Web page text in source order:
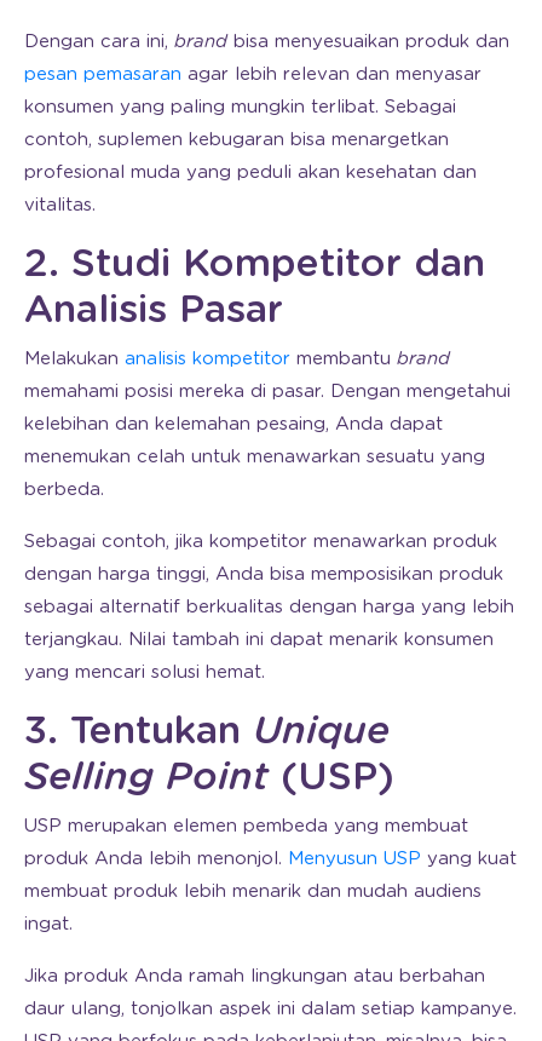
Dengan cara ini, brand bisa menyesuaikan produk dan
pesan pemasaran agar lebih relevan dan menyasar
konsumen yang paling mungkin terlibat. Sebagai
contoh, suplemen kebugaran bisa menargetkan
profesional muda yang peduli akan kesehatan dan
vitalitas.
2. Studi Kompetitor dan
Analisis Pasar
Melakukan analisis kompetitor membantu brand
memahami posisi mereka di pasar. Dengan mengetahui
kelebihan dan kelemahan pesaing, Anda dapat
menemukan celah untuk menawarkan sesuatu yang
berbeda.
Sebagai contoh, jika kompetitor menawarkan produk
dengan harga tinggi, Anda bisa memposisikan produk
sebagai alternatif berkualitas dengan harga yang lebih
terjangkau. Nilai tambah ini dapat menarik konsumen
yang mencari solusi hemat.
3. Tentukan Unique
Selling Point(USP)
USP merupakan elemen pembeda yang membuat
produk Anda lebih menonjol. Menyusun USP yang kuat
membuat produk lebih menarik dan mudah audiens
ingat.
Jika produk Anda ramah lingkungan atau berbahan
daur ulang, tonjolkan aspek ini dalam setiap kampanye.